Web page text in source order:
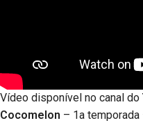
Vídeo disponível no canal do
Cocomelon – 1a